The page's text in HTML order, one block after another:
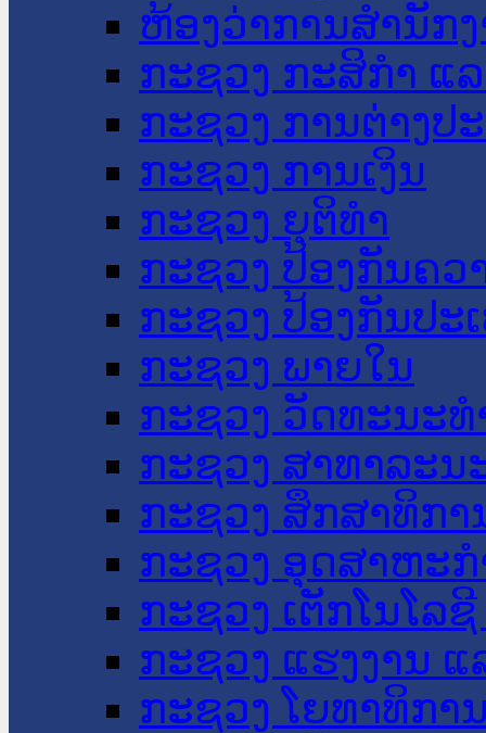
ຫ້ອງວ່າການສຳນັກ
ກະຊວງ ກະສິກຳ ແ
ກະຊວງ ການຕ່າງປ
ກະຊວງ ການເງິນ
ກະຊວງ ຍຸຕິທໍາ
ກະຊວງ ປ້ອງກັນຄວ
ກະຊວງ ປ້ອງກັນປະ
ກະຊວງ ພາຍໃນ
ກະຊວງ ວັດທະນະ
ກະຊວງ ສາທາລະນ
ກະຊວງ ສຶກສາທິກາ
ກະຊວງ ອຸດສາຫະ
ກະຊວງ ເຕັກໂນໂລ
ກະຊວງ ແຮງງານ
ກະຊວງ ໂຍທາທິກາ